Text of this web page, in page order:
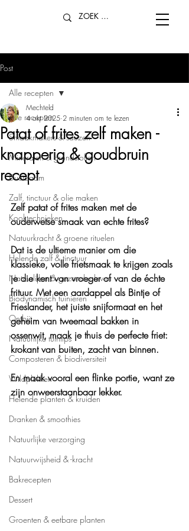
Post
Alle recepten
Smaakmakers & sauzen
Mineralen & grondstoffen
Duurzaam
Zalf, tinctuur & olie maken
Kooktechnieken
Natuurkracht & groene rituelen
Helende zalf & tinctuur
Natuurlijker & gezonder leven
Biodynamisch tuinieren
Ontbijt
Natuurlijke tuintips
Composteren & biodiversiteit
Wildplukken
Helende planten & kruiden
Dranken & smoothies
Natuurlijke verzorging
Natuurwijsheid & -kracht
Bakrecepten
Dessert
Groenten & eetbare planten
Alle recepten
Patat of frites zelf maken -
knapperig & goudbruin
recept
Mechteld
4 okt 2025 2 minuten om te lezen
Zelf patat of frites maken met de
ouderwetse smaak van echte frites?
Dat is de ultieme manier om die
klassieke, volle frietsmaak te krijgen zoals
je die kent van vroeger of van de échte
frituur. Met een aardappel als Bintje of
Frieslander, het juiste snijformaat en het
geheim van tweemaal bakken in
ossenwit, maak je thuis de perfecte friet:
krokant van buiten, zacht van binnen.
En maak vooral een flinke portie, want ze
zijn onweerstaanbaar lekker.